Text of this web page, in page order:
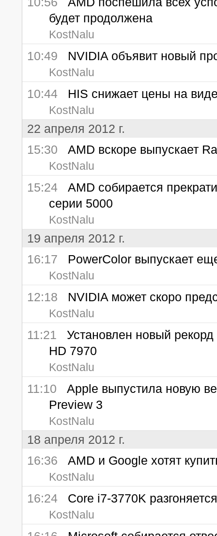
будет продолжена
KostNalu
10:49 NVIDIA объявит новый
KostNalu
10:44 HIS снижает цены на
KostNalu
22 апреля 2012 г.
15:30 AMD вскоре выпускает
KostNalu
15:24 AMD собирается
серии 5000
KostNalu
19 апреля 2012 г.
16:17 PowerColor выпускает
KostNalu
12:18 NVIDIA может скоро
KostNalu
11:21 Установлен новый
HD 7970
KostNalu
11:10 Apple выпустила новую
Preview 3
KostNalu
18 апреля 2012 г.
16:36 AMD и Google хотят
KostNalu
16:24 Core i7-3770K
KostNalu